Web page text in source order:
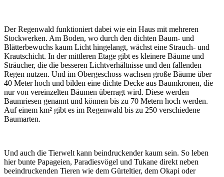
Der Regenwald funktioniert dabei wie ein Haus mit mehreren
Stockwerken. Am Boden, wo durch den dichten Baum- und
Blätterbewuchs kaum Licht hingelangt, wächst eine Strauch- und
Krautschicht. In der mittleren Etage gibt es kleinere Bäume und
Sträucher, die die besseren Lichtverhältnisse und den fallenden
Regen nutzen. Und im Obergeschoss wachsen große Bäume über
40 Meter hoch und bilden eine dichte Decke aus Baumkronen, die
nur von vereinzelten Bäumen überragt wird. Diese werden
Baumriesen genannt und können bis zu 70 Metern hoch werden.
Auf einem km² gibt es im Regenwald bis zu 250 verschiedene
Baumarten.
Und auch die Tierwelt kann beindruckender kaum sein. So leben
hier bunte Papageien, Paradiesvögel und Tukane direkt neben
beeindruckenden Tieren wie dem Gürteltier, dem Okapi oder